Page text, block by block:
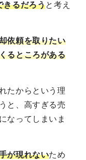
きるだろうと考え
依頼を取りたい
るところがある
たからという理
と、高すぎる売
なってしまいま
が現れないため